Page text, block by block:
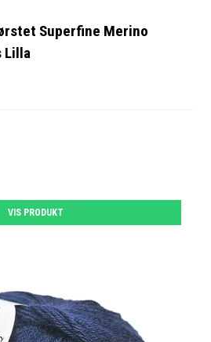
Superfine Merino
Lilla
VIS PRODUKT